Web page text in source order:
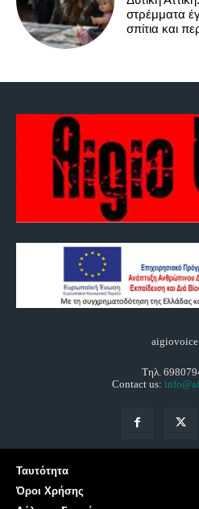
στρέμματα
σπίτια και
Τηλ.
Contact us:
Ταυτότητα
Όροι Χρήσης